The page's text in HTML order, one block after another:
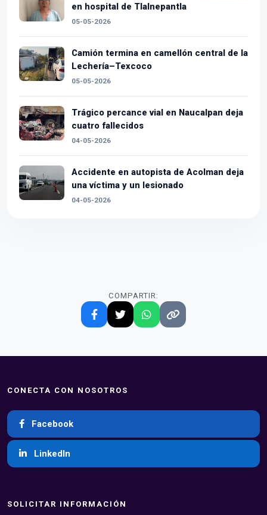
en hospital de Tlalnepantla
05-05-2026
Camión termina en camellón central de la
Lechería–Texcoco
05-05-2026
Trágico percance vial en Naucalpan deja
cuatro fallecidos
04-05-2026
Accidente en autopista de Acolman deja
una víctima y un lesionado
04-05-2026
COMPARTIR:
CONECTA CON NOSOTROS
Facebook
LinkedIn
SOLICITAR INFORMACIÓN